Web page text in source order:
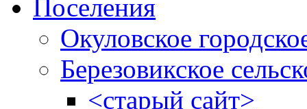
Поселения
Окуловское
Березовикское
<старый сайт>